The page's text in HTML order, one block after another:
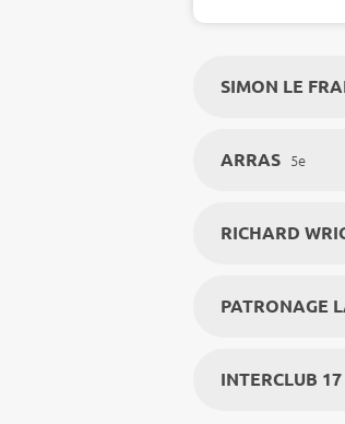
SIMON LE
ARRAS 5e
RICHARD
PATRONAGE
INTERCLUB 17